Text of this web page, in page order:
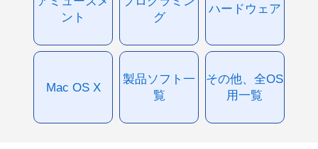
ント
グ
ハードウェア
Mac OS X
製品ソフト一
覧
その他、全OS
用一覧